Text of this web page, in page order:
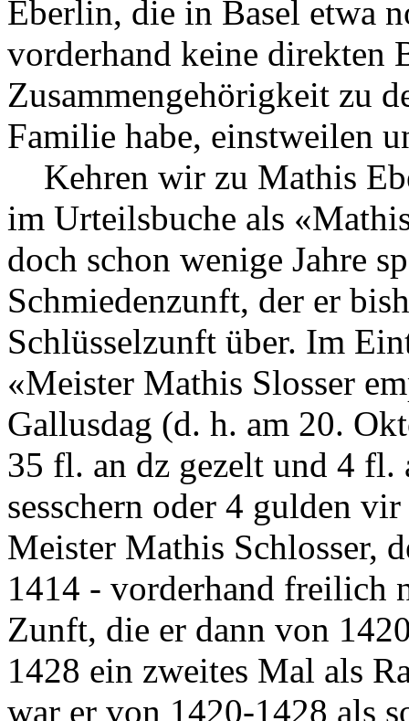
Eberlin, die in Basel etwa
vorderhand keine direkten
Zusammengehörigkeit zu
Familie habe, einstweilen
Kehren wir zu Mathis
im Urteilsbuche als
doch schon wenige Jahre
Schmiedenzunft, der er
Schlüsselzunft über. Im
«Meister Mathis Slosser
Gallusdag (d. h. am 20.
35 fl. an dz gezelt und 4 fl.
sesschern oder 4 gulden
Meister Mathis Schlosser,
1414 - vorderhand freilich
Zunft, die er dann von
1428 ein zweites Mal als
war er von 1420-1428 als